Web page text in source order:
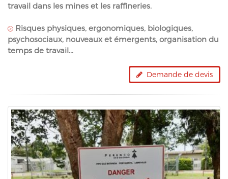
travail dans les mines et les raffineries.
Risques physiques, ergonomiques, biologiques,
psychosociaux, nouveaux et émergents, organisation du
temps de travail...
Demande de devis